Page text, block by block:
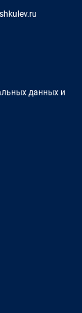
данных и